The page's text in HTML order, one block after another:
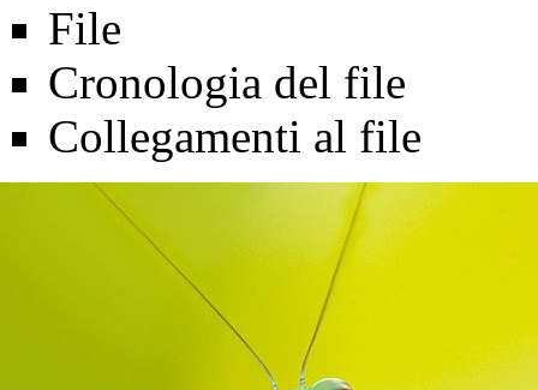
File
Cronologia del file
Collegamenti al file